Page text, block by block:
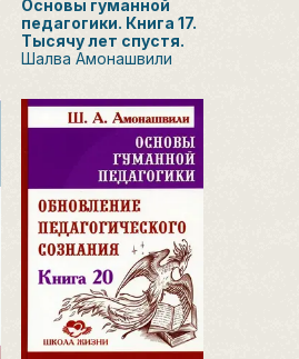
Основы гуманной
педагогики. Книга 17.
Тысячу лет спустя.
Шалва Амонашвили